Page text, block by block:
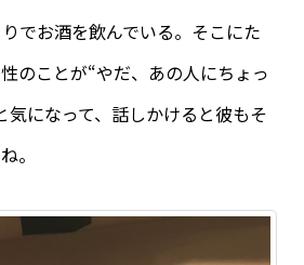
でお酒を飲んでいる。そこにた
のことが“やだ、あの人にちょっ
気になって、話しかけると彼もそ
。